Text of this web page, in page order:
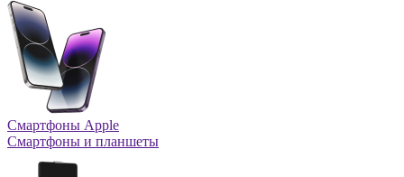
Смартфоны Apple
Смартфоны и планшеты